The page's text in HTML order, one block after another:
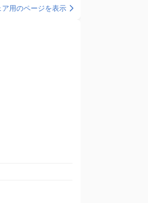
ア用のページを表示